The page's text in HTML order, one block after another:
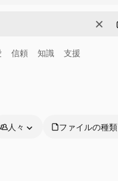
消去
信頼 知識 支援
人々 ファイルの種類